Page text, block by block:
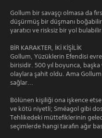
Gollum bir savaşçı olmasa da
düşürmüş bir düşmanı
yaratıcı ve risksiz bir yol
BİR KARAKTER, İKİ KİŞİLİK
Gollum, Yüzüklerin Efendisi
birisidir. 500 yıl boyunca, başka
olaylara şahit oldu. Ama
sağlar...
Bölünen kişiliği ona işkence
ve kötü niyetli; Sméagol gibi
Tehlikedeki müttefiklerinin
seçimlerde hangi tarafın ağır